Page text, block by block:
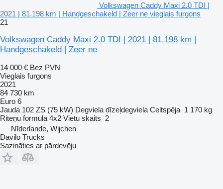
Volkswagen Caddy Maxi 2.0 TDI |
2021 | 81.198 km | Handgeschakeld | Zeer ne vieglais furgons
21
Volkswagen Caddy Maxi 2.0 TDI | 2021 | 81.198 km |
Handgeschakeld | Zeer ne
14 000 € Bez PVN
Vieglais furgons
2021
84 730 km
Euro 6
Jauda 102 ZS (75 kW) Degviela dīzeļdegviela Celtspēja 1 170 kg
Riteņu formula 4x2 Vietu skaits 2
Nīderlande, Wijchen
Davilo Trucks
Sazināties ar pārdevēju